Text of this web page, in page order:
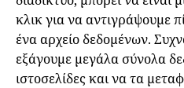
κλικ για να αντιγράψουμε
ένα αρχείο δεδομένων.
εξάγουμε μεγάλα σύνολα
ιστοσελίδες και να τα